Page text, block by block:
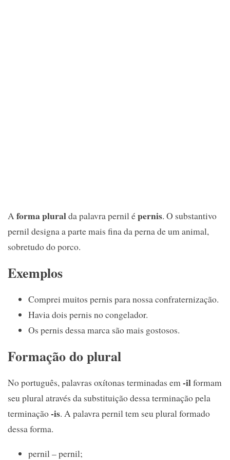
Aforma pluralda palavra pernil épernis. O substantivo
pernil designa a parte mais fina da perna de um animal,
sobretudo do porco.
Exemplos
Comprei muitos pernis para nossa confraternização.
Havia dois pernis no congelador.
Os pernis dessa marca são mais gostosos.
Formação do plural
No português, palavras oxítonas terminadas em-ilformam
seu plural através da substituição dessa terminação pela
terminação-is. A palavra pernil tem seu plural formado
dessa forma.
pernil – pernil;